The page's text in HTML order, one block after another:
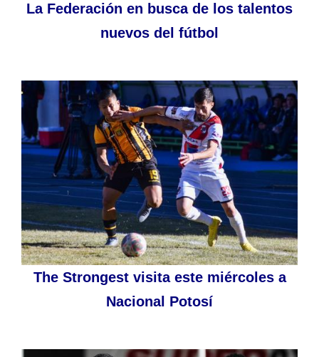
La Federación en busca de los talentos
nuevos del fútbol
The Strongest visita este miércoles a
Nacional Potosí